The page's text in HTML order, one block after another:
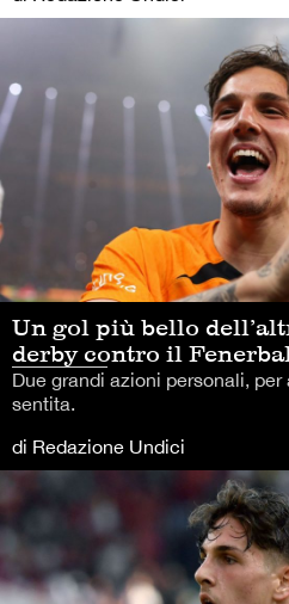
Un gol più bello
derby contro il
Due grandi azioni personali,
sentita.
di Redazione Undici